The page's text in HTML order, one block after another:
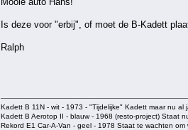
Is deze voor "erbij", of moet de B-Kadett
Ralph
Kadett B 11N - wit - 1973 - "Tijdelijke" Kadett maar nu al
Kadett B Aerotop II - blauw - 1968 (resto-project) Staat
Rekord E1 Car-A-Van - geel - 1978 Staat te wachten